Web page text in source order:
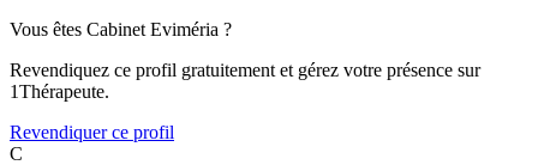
Vous êtes Cabinet Eviméria ?
Revendiquez ce profil gratuitement et gérez votre présence sur
1Thérapeute.
Revendiquer ce profil
C